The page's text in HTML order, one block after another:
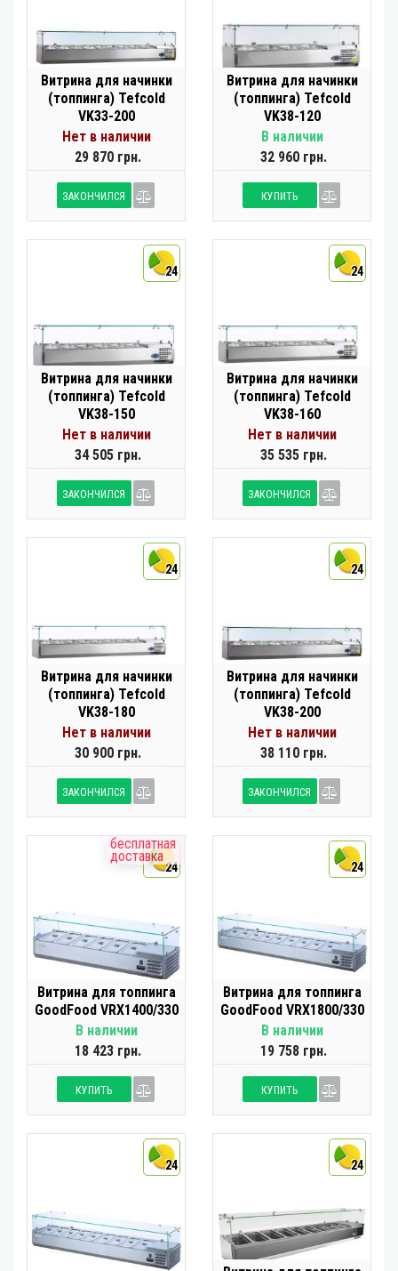
Витрина для начинки
(топпинга) Tefcold
VK33-200
Нет в наличии
29 870 грн.
ЗАКОНЧИЛСЯ
Витрина для начинки
(топпинга) Tefcold
VK38-120
В наличии
32 960 грн.
КУПИТЬ
24
Витрина для начинки
(топпинга) Tefcold
VK38-150
Нет в наличии
34 505 грн.
ЗАКОНЧИЛСЯ
24
Витрина для начинки
(топпинга) Tefcold
VK38-160
Нет в наличии
35 535 грн.
ЗАКОНЧИЛСЯ
24
Витрина для начинки
(топпинга) Tefcold
VK38-180
Нет в наличии
30 900 грн.
ЗАКОНЧИЛСЯ
24
Витрина для начинки
(топпинга) Tefcold
VK38-200
Нет в наличии
38 110 грн.
ЗАКОНЧИЛСЯ
бесплатная
доставка
24
Витрина для топпинга
GoodFood VRX1400/330
В наличии
18 423 грн.
КУПИТЬ
24
Витрина для топпинга
GoodFood VRX1800/330
В наличии
19 758 грн.
КУПИТЬ
24 24